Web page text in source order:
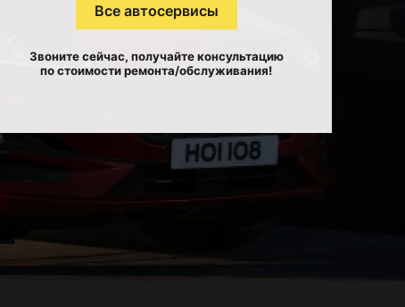
Все автосервисы
Звоните сейчас, получайте консультацию
по стоимости ремонта/обслуживания!